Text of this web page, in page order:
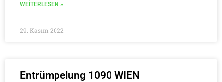
WEITERLESEN »
29. Kasım 2022
Entrümpelung 1090 WIEN